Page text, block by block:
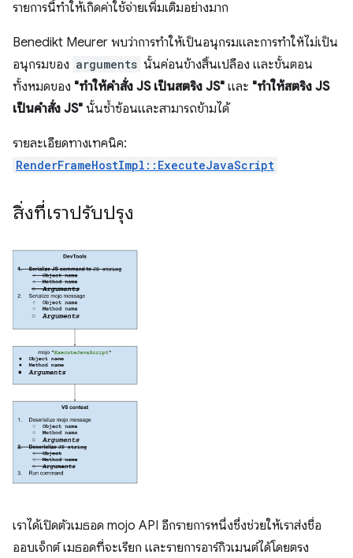
รายการนี้ทำให้เกิดค่าใช้จ่ายเพิ่มเติมอย่างมาก
Benedikt Meurer พบว่าการทำให้เป็นอนุกรมและการทำให้ไม่เป็น
อนุกรมของ arguments นั้นค่อนข้างสิ้นเปลือง และขั้นตอน
ทั้งหมดของ "ทำให้คำสั่ง JS เป็นสตริง JS" และ "ทำให้สตริง JS
เป็นคำสั่ง JS" นั้นซ้ำซ้อนและสามารถข้ามได้
รายละเอียดทางเทคนิค:
RenderFrameHostImpl::ExecuteJavaScript
สิ่งที่เราปรับปรุง
เราได้เปิดตัวเมธอด mojo API อีกรายการหนึ่งซึ่งช่วยให้เราส่งชื่อ
ออบเจ็กต์ เมธอดที่จะเรียก และรายการอาร์กิวเมนต์ได้โดยตรง